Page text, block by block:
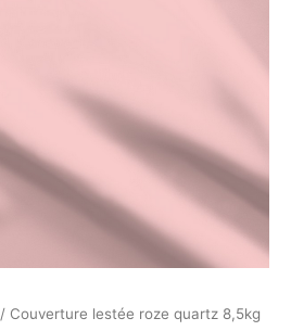
/ Couverture lestée roze quartz 8,5kg